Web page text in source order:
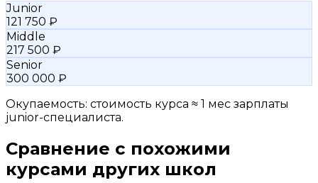
Junior
121 750 ₽
Middle
217 500 ₽
Senior
300 000 ₽
Окупаемость: стоимость курса ≈ 1 мес зарплаты
junior-специалиста.
Сравнение с похожими
курсами других школ